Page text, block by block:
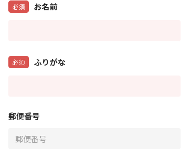
お名前
必須
ふりがな
必須
郵便番号